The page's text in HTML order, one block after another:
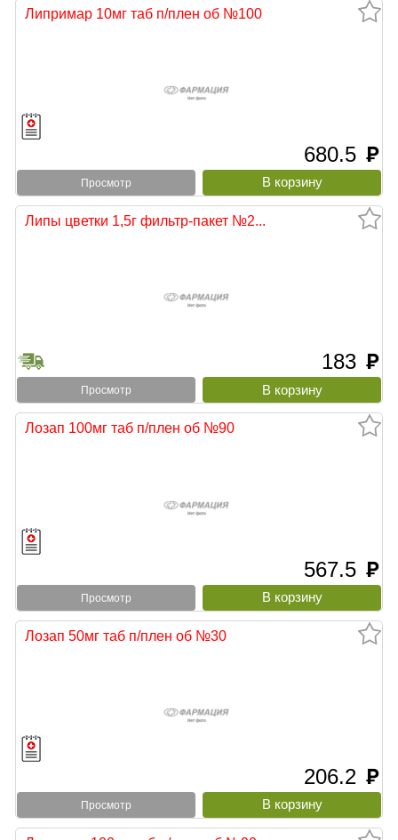
Липримар 10мг таб п/плен об №100
680.5 руб
Просмотр
Липы цветки 1,5г фильтр-пакет №2...
183 руб
Просмотр
Лозап 100мг таб п/плен об №90
567.5 руб
Просмотр
Лозап 50мг таб п/плен об №30
206.2 руб
Просмотр